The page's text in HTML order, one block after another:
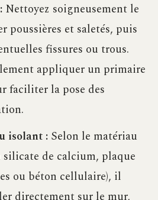
Nettoyez soigneusement le
poussières et saletés, puis
fissures ou trous.
appliquer un primaire
faciliter la pose des
isolant : Selon le matériau
de calcium, plaque
ou béton cellulaire), il